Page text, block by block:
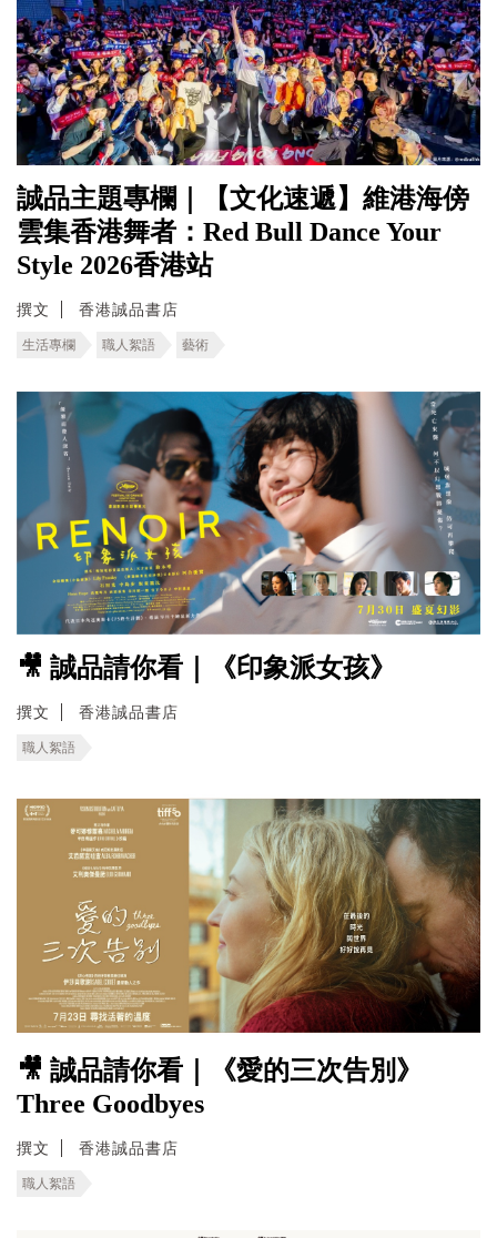
誠品主題專欄｜【文化速遞】維港海傍
雲集香港舞者：Red Bull Dance Your
Style 2026香港站
撰文 香港誠品書店
生活專欄 職人絮語 藝術
🎥 誠品請你看｜《印象派女孩》
撰文 香港誠品書店
職人絮語
🎥 誠品請你看｜《愛的三次告別》
Three Goodbyes
撰文 香港誠品書店
職人絮語